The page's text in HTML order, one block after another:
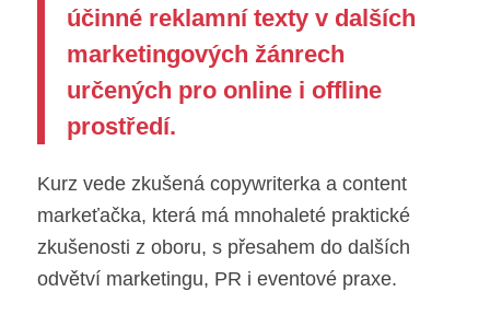
účinné reklamní texty v dalších
marketingových žánrech
určených pro online i offline
prostředí.
Kurz vede zkušená copywriterka a content
markeťačka, která má mnohaleté praktické
zkušenosti z oboru, s přesahem do dalších
odvětví marketingu, PR i eventové praxe.